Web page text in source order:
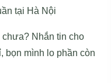
tại Hà Nội
Nhắn tin cho
mình lo phần còn